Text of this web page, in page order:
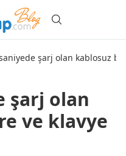
şarj olan kablosuz
şarj olan
ve klavye